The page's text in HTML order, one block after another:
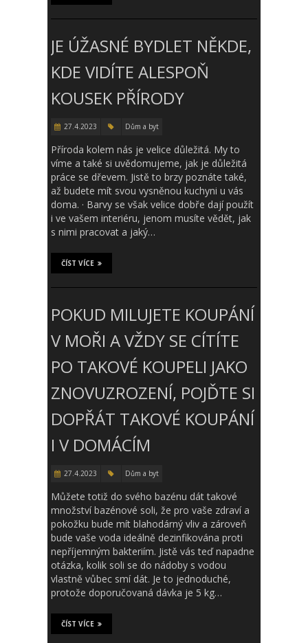
JE ÚŽASNÉ BYDLET NĚKDE,
KDE VIDÍTE ALESPOŇ
KOUSEK PŘÍRODY
27.4.2023 Dům a byt
Příroda kolem nás je velice důležitá. My to
víme a také si uvědomujeme, jak je důležitá
práce se dřevem. Jistě to brzy poznáte také,
až budete mít svou vysněnou kuchyni u vás
doma. · Barvy se však velice dobře dají použít
i ve vašem interiéru, jenom musíte vědět, jak
s nimi pracovat a jaký…
ČÍST VÍCE
POKUD MILUJETE KOUPÁNÍ
V MOŘI A VŽDY SE CÍTÍTE
PO TAKOVÉ KOUPELI JAKO
ZNOVUZROZENÍ, POJĎTE SI
DOPŘÁT TAKOVÉ KOUPÁNÍ
I V DOMÁCÍM
27.4.2023 Dům a byt
Můžete totiž do svého bazénu dát takové
množství bazénové soli, že pro vaše zdraví a
pokožku bude mít blahodárný vliv a zároveň
bude vaše voda ideálně dezinfikována proti
nepříjemným bakteriím. Jistě vás teď napadne
otázka, kolik soli se do nádoby s vodou
vlastně vůbec smí dát. Je to jednoduché,
protože doporučovaná dávka je 5 kg…
ČÍST VÍCE